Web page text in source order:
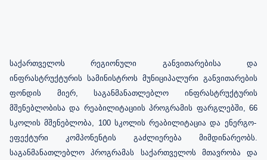
საქართველოს რეგიონული განვითარებისა და
ინფრასტრუქტურის სამინისტროს მუნიციპალური განვითარების
ფონდის მიერ, საგანმანათლებლო ინფრასტრუქტურის
მშენებლობისა და რეაბილიტაციის პროგრამის ფარგლებში, 66
სკოლის მშენებლობა, 100 სკოლის რეაბილიტაცია და ენერგო-
ეფექტური კომპონენტის გაძლიერება მიმდინარეობს.
საგანმანათლებლო პროგრამას საქართველოს მთავრობა და